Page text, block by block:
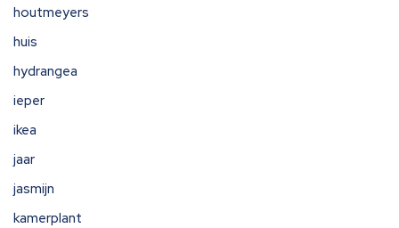
houtmeyers
huis
hydrangea
ieper
ikea
jaar
jasmijn
kamerplant